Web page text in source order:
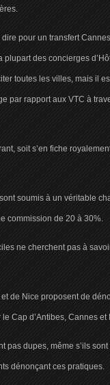
pour un transfert
plupart des concierges
toutes les villes, mais il
par rapport aux VTC à
soit s’en fiche
soumis à un véritable
commission de 20 à 30%.
ne cherchent pas à
de Nice proposent de
Cap d’Antibes, Cannes et
pas dupes, même s’ils
dénonçant ces pratiques.